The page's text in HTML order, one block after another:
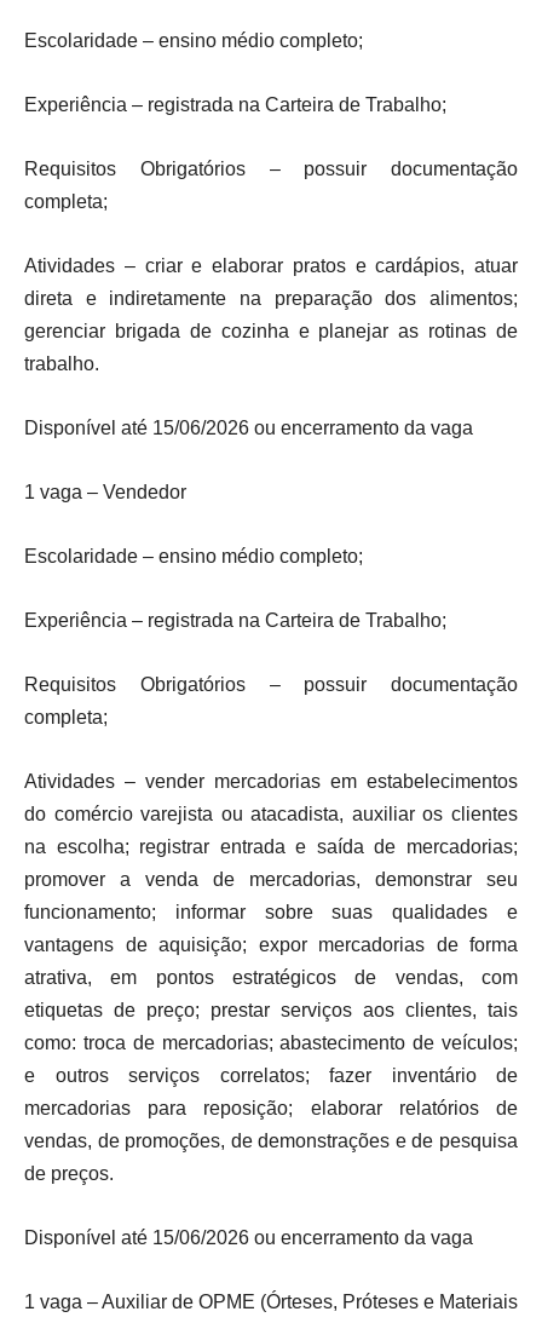
Escolaridade – ensino médio completo;
Experiência – registrada na Carteira de Trabalho;
Requisitos Obrigatórios – possuir documentação
completa;
Atividades – criar e elaborar pratos e cardápios, atuar
direta e indiretamente na preparação dos alimentos;
gerenciar brigada de cozinha e planejar as rotinas de
trabalho.
Disponível até 15/06/2026 ou encerramento da vaga
1 vaga – Vendedor
Escolaridade – ensino médio completo;
Experiência – registrada na Carteira de Trabalho;
Requisitos Obrigatórios – possuir documentação
completa;
Atividades – vender mercadorias em estabelecimentos
do comércio varejista ou atacadista, auxiliar os clientes
na escolha; registrar entrada e saída de mercadorias;
promover a venda de mercadorias, demonstrar seu
funcionamento; informar sobre suas qualidades e
vantagens de aquisição; expor mercadorias de forma
atrativa, em pontos estratégicos de vendas, com
etiquetas de preço; prestar serviços aos clientes, tais
como: troca de mercadorias; abastecimento de veículos;
e outros serviços correlatos; fazer inventário de
mercadorias para reposição; elaborar relatórios de
vendas, de promoções, de demonstrações e de pesquisa
de preços.
Disponível até 15/06/2026 ou encerramento da vaga
1 vaga – Auxiliar de OPME (Órteses, Próteses e Materiais